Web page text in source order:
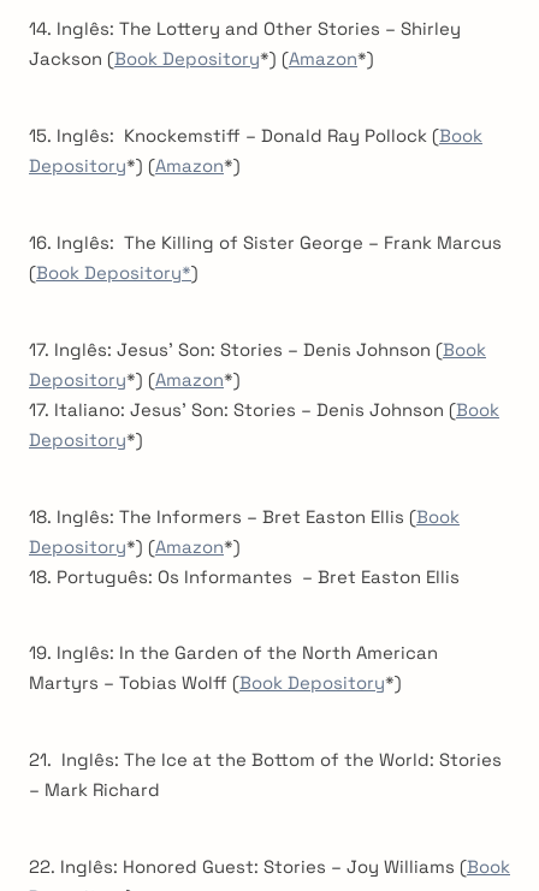
14. Inglês: The Lottery and Other Stories – Shirley
Jackson (Book Depository*) (Amazon*)
15. Inglês: Knockemstiff – Donald Ray Pollock (Book
Depository*) (Amazon*)
16. Inglês: The Killing of Sister George – Frank Marcus
(Book Depository*)
17. Inglês: Jesus’ Son: Stories – Denis Johnson (Book
Depository*) (Amazon*)
17. Italiano: Jesus’ Son: Stories – Denis Johnson (Book
Depository*)
18. Inglês: The Informers – Bret Easton Ellis (Book
Depository*) (Amazon*)
18. Português: Os Informantes – Bret Easton Ellis
19. Inglês: In the Garden of the North American
Martyrs – Tobias Wolff (Book Depository*)
21. Inglês: The Ice at the Bottom of the World: Stories
– Mark Richard
22. Inglês: Honored Guest: Stories – Joy Williams (Book